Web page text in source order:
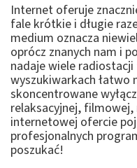
Internet oferuje
fale krótkie i długie
medium oznacza
oprócz znanych nam i
nadaje wiele
wyszukiwarkach
skoncentrowane
relaksacyjnej, filmowej,
internetowej ofercie
profesjonalnych
poszukać!